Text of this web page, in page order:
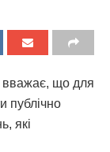
вважає, що для
публічно
які